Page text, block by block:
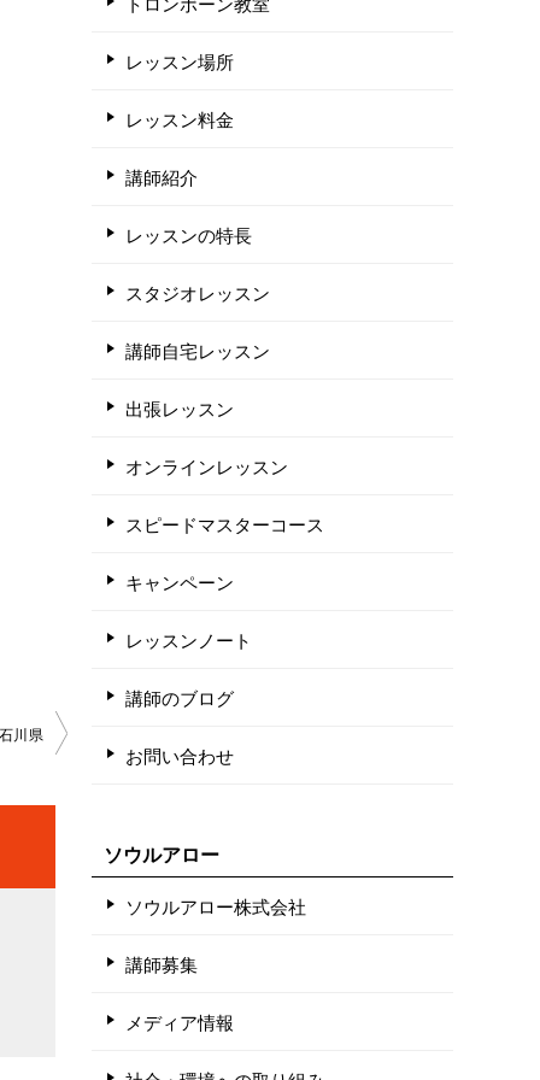
川県
レッスン場所
レッスン料金
講師紹介
レッスンの特長
スタジオレッスン
講師自宅レッスン
出張レッスン
オンラインレッスン
スピードマスターコース
キャンペーン
レッスンノート
講師のブログ
お問い合わせ
ソウルアロー
ソウルアロー株式会社
講師募集
メディア情報